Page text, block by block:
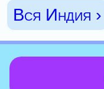
Вся Индия ›